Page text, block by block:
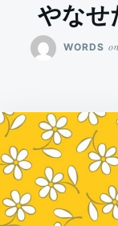
やなせ
WORDS on